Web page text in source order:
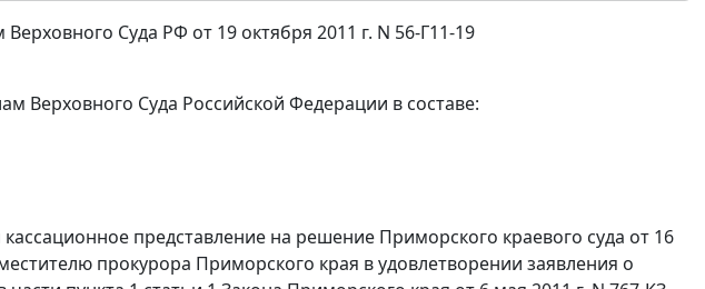
Суда РФ от 19 октября 2011 г. N 56-Г11-19
Верховного Суда Российской Федерации в составе:
представление на решение Приморского краевого суда от 16
прокурора Приморского края в удовлетворении заявления о